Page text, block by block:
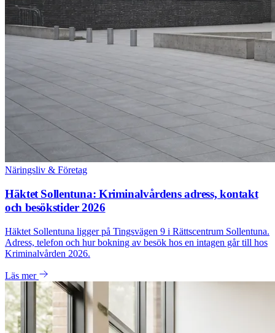
Näringsliv & Företag
Häktet Sollentuna: Kriminalvårdens adress, kontakt
och besökstider 2026
Häktet Sollentuna ligger på Tingsvägen 9 i Rättscentrum Sollentuna.
Adress, telefon och hur bokning av besök hos en intagen går till hos
Kriminalvården 2026.
Läs mer